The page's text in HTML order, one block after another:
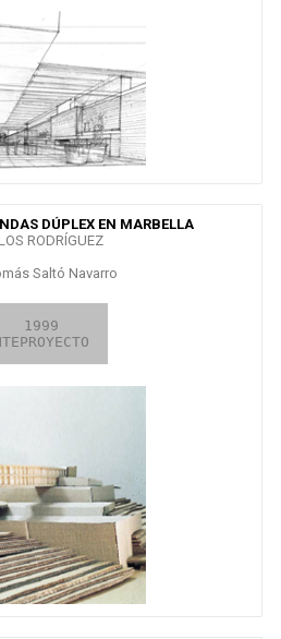
DÚPLEX EN MARBELLA
RODRÍGUEZ
Saltó Navarro
1999